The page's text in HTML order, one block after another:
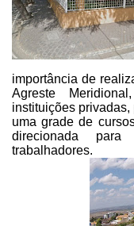
importância de
Agreste
instituições
uma grade de
direcionada para
trabalhadores.